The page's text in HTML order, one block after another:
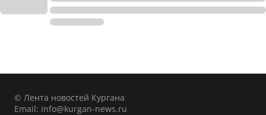
© Лента новостей Кургана
Email: info@kurgan-news.ru